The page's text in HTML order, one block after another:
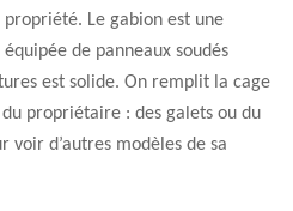
Le gabion est une
de panneaux soudés
est solide. On remplit la cage
propriétaire : des galets ou du
voir d’autres modèles de sa